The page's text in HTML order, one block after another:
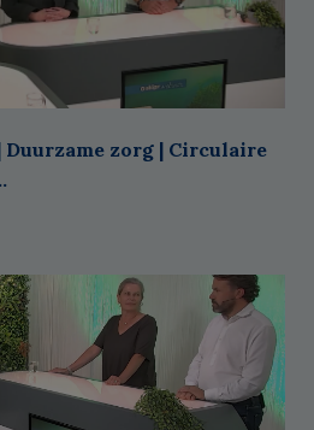
Duurzame zorg | Circulaire